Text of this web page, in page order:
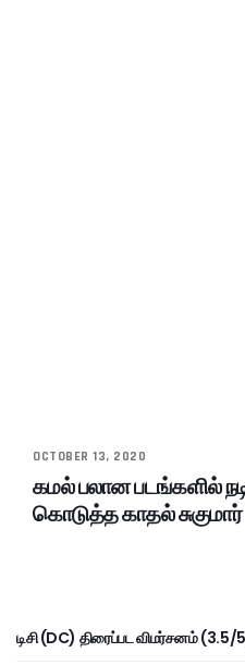
OCTOBER 13, 2020
கமல் பலான படங்களில்
கொடுத்த காதல் சுகுமார்
டிசி (DC) திரைப்பட விமர்சனம் (3.5/